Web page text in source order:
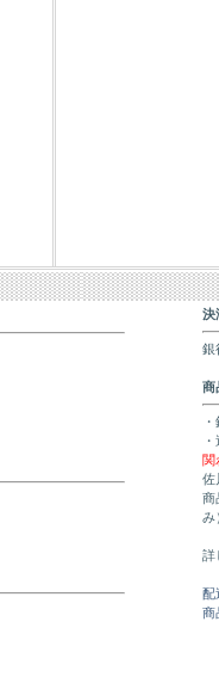
決
銀
商
関
佐
商
み
詳
配
商